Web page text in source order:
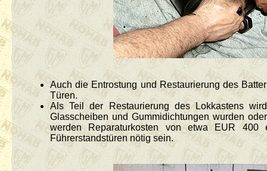
Auch die Entrostung und Restaurierung des
Türen.
Als Teil der Restaurierung des Lokkastens
Glasscheiben und Gummidichtungen wurden
werden Reparaturkosten von etwa EUR
Führerstandstüren nötig sein.